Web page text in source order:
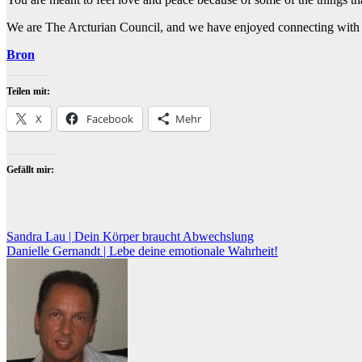
We are The Arcturian Council, and we have enjoyed connecting
Bron
Teilen mit:
X Facebook Mehr
Gefällt mir:
Beitragsnavigation
Sandra Lau | Dein Körper braucht Abwechslung
Danielle Gernandt | Lebe deine emotionale Wahrheit!